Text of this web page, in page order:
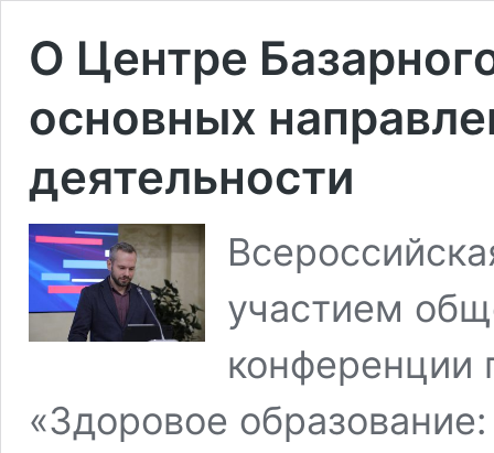
О Центре
основных
деятельности
участием
конференции
«Здоровое